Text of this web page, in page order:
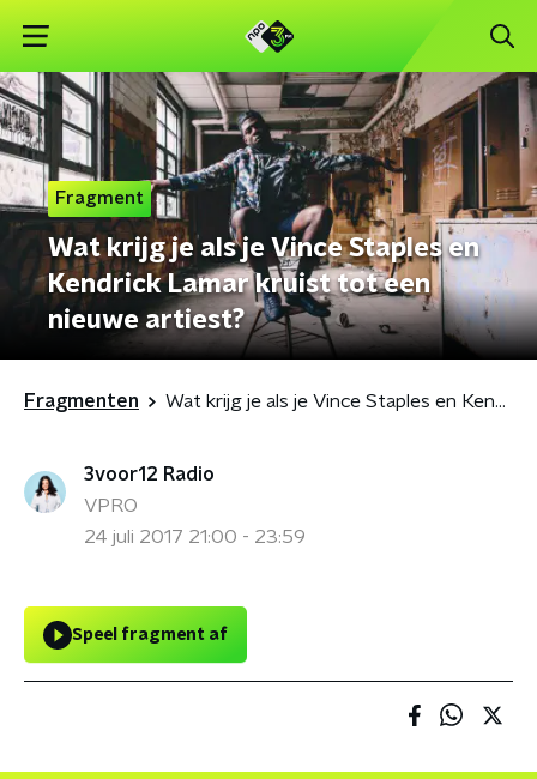
Fragment
Wat krijg je als je Vince Staples en
Kendrick Lamar kruist tot een
nieuwe artiest?
Fragmenten Wat krijg je als je Vince Staples en Kendrick Lamar kruist tot een nieuwe artiest?
3voor12 Radio
VPRO
24 juli 2017 21:00 - 23:59
Speel fragment af